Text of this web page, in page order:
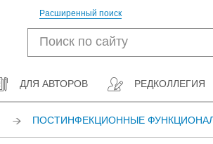
Расширенный поиск
ДЛЯ АВТОРОВ РЕДКОЛЛЕГИЯ
ПОСТИНФЕКЦИОННЫЕ